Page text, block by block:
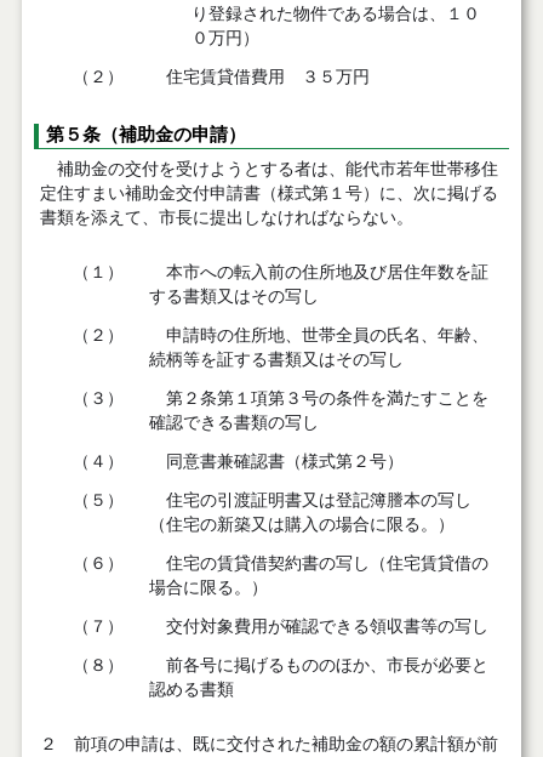
り登録された物件である場合は、１０
０万円）
（２） 住宅賃貸借費用 ３５万円
第５条（補助金の申請）
補助金の交付を受けようとする者は、能代市若年世帯移住
定住すまい補助金交付申請書（様式第１号）に、次に掲げる
書類を添えて、市長に提出しなければならない。
（１）
本市への転入前の住所地及び居住年数を証
する書類又はその写し
（２）
申請時の住所地、世帯全員の氏名、年齢、
続柄等を証する書類又はその写し
（３）
第２条第１項第３号の条件を満たすことを
確認できる書類の写し
（４） 同意書兼確認書（様式第２号）
（５）
住宅の引渡証明書又は登記簿謄本の写し
（住宅の新築又は購入の場合に限る。）
（６）
住宅の賃貸借契約書の写し（住宅賃貸借の
場合に限る。）
（７） 交付対象費用が確認できる領収書等の写し
（８）
前各号に掲げるもののほか、市長が必要と
認める書類
２ 前項の申請は、既に交付された補助金の額の累計額が前